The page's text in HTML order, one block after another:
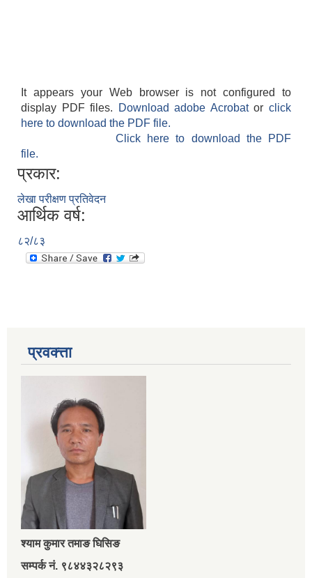
It appears your Web browser is not configured to
display PDF files.
Download adobe Acrobatorclick
here to download the PDF file.
Click here to download the PDF
file.
प्रकार:
लेखा परीक्षण प्रतिवेदन
आर्थिक वर्ष:
८२/८३
प्रवक्त्ता
श्‍याम कुमार तमाङ घिसिङ
सम्पर्क नं. ९८४४३२८२९३